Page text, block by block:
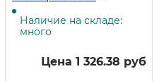
обезжиривающее
средство, 5 литров, 5,16
кг ЧЗ
Наличие на складе:
много
Цена 1 326.38 руб